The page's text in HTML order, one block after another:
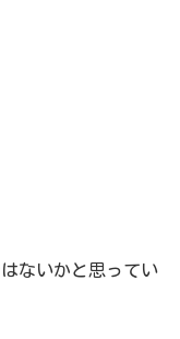
ないかと思ってい